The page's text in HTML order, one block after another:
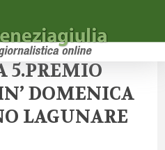
5.PREMIO
DOMENICA
LAGUNARE